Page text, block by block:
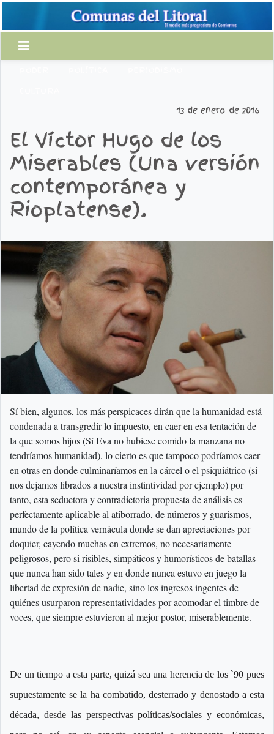
13 de enero de 2016
El Víctor Hugo de los
Miserables (Una versión
contemporánea y
Rioplatense).
Sí bien, algunos, los más perspicaces dirán que la humanidad está
condenada a transgredir lo impuesto, en caer en esa tentación de
la que somos hijos (Sí Eva no hubiese comido la manzana no
tendríamos humanidad), lo cierto es que tampoco podríamos caer
en otras en donde culminaríamos en la cárcel o el psiquiátrico (si
nos dejamos librados a nuestra instintividad por ejemplo) por
tanto, esta seductora y contradictoria propuesta de análisis es
perfectamente aplicable al atiborrado, de números y guarismos,
mundo de la política vernácula donde se dan apreciaciones por
doquier, cayendo muchas en extremos, no necesariamente
peligrosos, pero si risibles, simpáticos y humorísticos de batallas
que nunca han sido tales y en donde nunca estuvo en juego la
libertad de expresión de nadie, sino los ingresos ingentes de
quiénes usurparon representatividades por acomodar el timbre de
voces, que siempre estuvieron al mejor postor, miserablemente.
De un tiempo a esta parte, quizá sea una herencia de los `90 pues
supuestamente se la ha combatido, desterrado y denostado a esta
década, desde las perspectivas políticas/sociales y económicas,